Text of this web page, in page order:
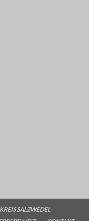
SALZWEDEL